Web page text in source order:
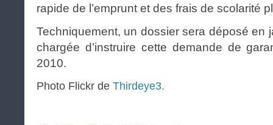
rapide de l’emprunt et des frais de scolarité
Techniquement, un dossier sera déposé en
chargée d’instruire cette demande de
2010.
Photo Flickr de Thirdeye3.